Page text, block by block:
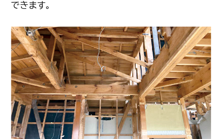
できます。